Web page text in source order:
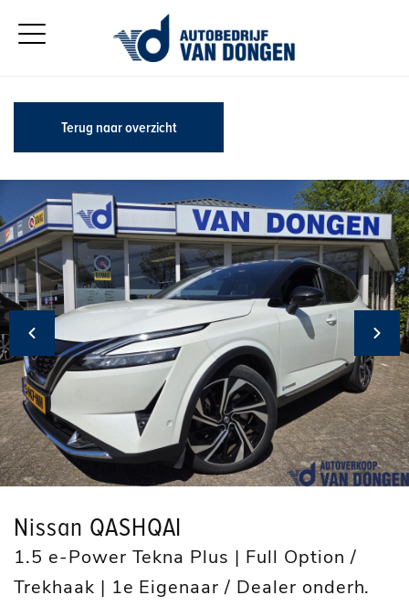
Terug naar overzicht
Nissan QASHQAI
1.5 e-Power Tekna Plus | Full Option /
Trekhaak | 1e Eigenaar / Dealer onderh.